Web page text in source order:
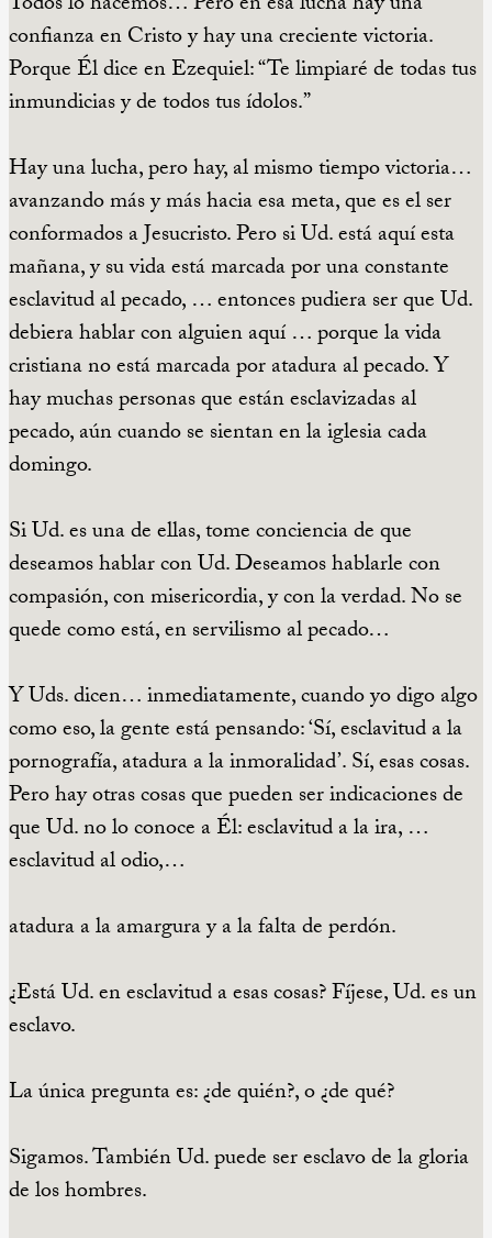
confianza en Cristo y hay una creciente victoria.
Porque Él dice en Ezequiel: “Te limpiaré de todas tus
inmundicias y de todos tus ídolos.”
Hay una lucha, pero hay, al mismo tiempo victoria…
avanzando más y más hacia esa meta, que es el ser
conformados a Jesucristo. Pero si Ud. está aquí esta
mañana, y su vida está marcada por una constante
esclavitud al pecado, … entonces pudiera ser que Ud.
debiera hablar con alguien aquí … porque la vida
cristiana no está marcada por atadura al pecado. Y
hay muchas personas que están esclavizadas al
pecado, aún cuando se sientan en la iglesia cada
domingo.
Si Ud. es una de ellas, tome conciencia de que
deseamos hablar con Ud. Deseamos hablarle con
compasión, con misericordia, y con la verdad. No se
quede como está, en servilismo al pecado…
Y Uds. dicen… inmediatamente, cuando yo digo algo
como eso, la gente está pensando: ‘Sí, esclavitud a la
pornografía, atadura a la inmoralidad’. Sí, esas cosas.
Pero hay otras cosas que pueden ser indicaciones de
que Ud. no lo conoce a Él: esclavitud a la ira, …
esclavitud al odio,…
atadura a la amargura y a la falta de perdón.
¿Está Ud. en esclavitud a esas cosas? Fíjese, Ud. es un
esclavo.
La única pregunta es: ¿de quién?, o ¿de qué?
Sigamos. También Ud. puede ser esclavo de la gloria
de los hombres.